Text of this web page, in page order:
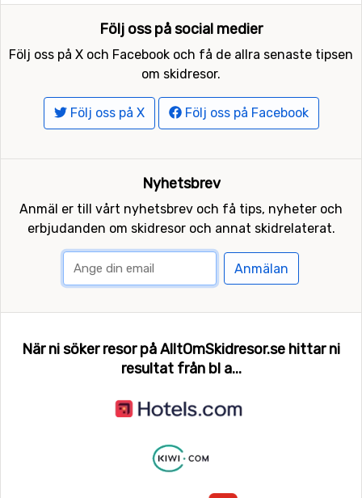
Följ oss på social medier
Följ oss på X och Facebook och få de allra senaste tipsen
om skidresor.
Följ oss på X Följ oss på Facebook
Nyhetsbrev
Anmäl er till vårt nyhetsbrev och få tips, nyheter och
erbjudanden om skidresor och annat skidrelaterat.
Anmälan
När ni söker resor på AlltOmSkidresor.se hittar ni
resultat från bl a...